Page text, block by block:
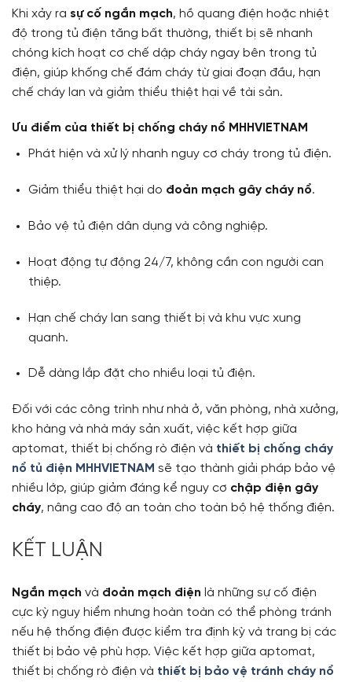
Khi xảy ra sự cố ngắn mạch, hồ quang điện hoặc nhiệt
độ trong tủ điện tăng bất thường, thiết bị sẽ nhanh
chóng kích hoạt cơ chế dập cháy ngay bên trong tủ
điện, giúp khống chế đám cháy từ giai đoạn đầu, hạn
chế cháy lan và giảm thiểu thiệt hại về tài sản.
Ưu điểm của thiết bị chống cháy nổ MHHVIETNAM
Phát hiện và xử lý nhanh nguy cơ cháy trong tủ điện.
Giảm thiểu thiệt hại do đoản mạch gây cháy nổ.
Bảo vệ tủ điện dân dụng và công nghiệp.
Hoạt động tự động 24/7, không cần con người can
thiệp.
Hạn chế cháy lan sang thiết bị và khu vực xung
quanh.
Dễ dàng lắp đặt cho nhiều loại tủ điện.
Đối với các công trình như nhà ở, văn phòng, nhà xưởng,
kho hàng và nhà máy sản xuất, việc kết hợp giữa
aptomat, thiết bị chống rò điện và thiết bị chống cháy
nổ tủ điện MHHVIETNAM sẽ tạo thành giải pháp bảo vệ
nhiều lớp, giúp giảm đáng kể nguy cơ chập điện gây
cháy, nâng cao độ an toàn cho toàn bộ hệ thống điện.
KẾT LUẬN
Ngắn mạch và đoản mạch điện là những sự cố điện
cực kỳ nguy hiểm nhưng hoàn toàn có thể phòng tránh
nếu hệ thống điện được kiểm tra định kỳ và trang bị các
thiết bị bảo vệ phù hợp. Việc kết hợp giữa aptomat,
thiết bị chống rò điện và thiết bị bảo vệ tránh cháy nổ